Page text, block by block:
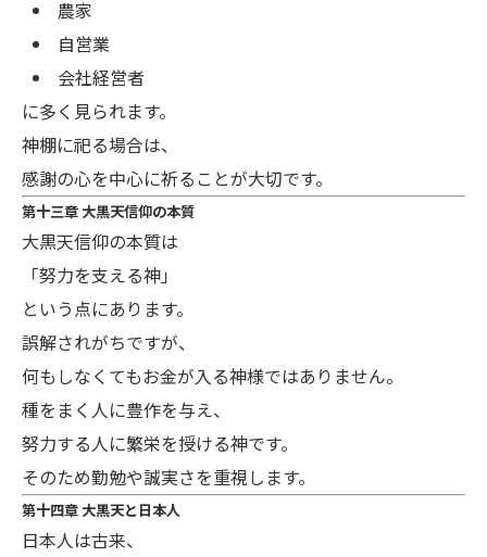
農家
自営業
会社経営者
に多く見られます。
神棚に祀る場合は、
感謝の心を中心に祈ることが大切です。
第十三章 大黒天信仰の本質
大黒天信仰の本質は
「努力を支える神」
という点にあります。
誤解されがちですが、
何もしなくてもお金が入る神様ではありません。
種をまく人に豊作を与え、
努力する人に繁栄を授ける神です。
そのため勤勉や誠実さを重視します。
第十四章 大黒天と日本人
日本人は古来、